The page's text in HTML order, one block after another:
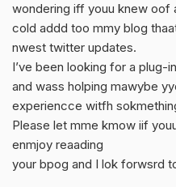
wondering iff youu knew oof
cold addd too mmy blog
nwest twitter updates.
I’ve been looking for a plug-
and wass holping mawybe
experiencce witfh
Please let mme kmow iif
enmjoy reaading
your bpog and I lok forwsrd